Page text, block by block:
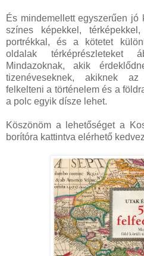
És mindemellett egyszerűen
színes képekkel,
portrékkal, és a kötetet
oldalak térképrészleteket
Mindazoknak, akik
tizenéveseknek, akiknek az
felkelteni a történelem és a
a polc egyik dísze lehet.
Köszönöm a lehetőséget a
borítóra kattintva elérhető